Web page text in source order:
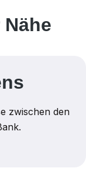
zwischen den